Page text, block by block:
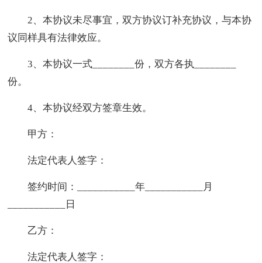
2、本协议未尽事宜，双方协议订补充协议，与本协
议同样具有法律效应。
3、本协议一式________份，双方各执________
份。
4、本协议经双方签章生效。
甲方：
法定代表人签字：
签约时间：___________年___________月
___________日
乙方：
法定代表人签字：